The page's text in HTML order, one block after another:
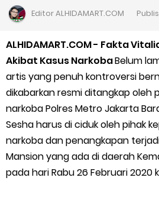
Cara Daftar Goshop agar
Apa itu Grab Saap? Layanan Antri
Cara Ping DNS Server
Cara Mudah Melihat Nomor
7 Cara Mudah Top Up
EditorALHIDAMART.COM
ALHIDAMART.COM - Fakta
Akibat Kasus NarkobaBelum
artis yang penuh kontroversi
dikabarkan resmi ditangkap oleh
narkoba Polres Metro Jakarta
Sesha harus di ciduk oleh pihak
narkoba dan penangkapan
Mansion yang ada di daerah
pada hari Rabu 26 Februari 2020